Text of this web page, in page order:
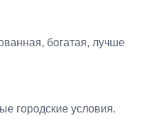
богатая, лучше
городские условия.